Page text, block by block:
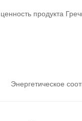
продукта
Энергетическое